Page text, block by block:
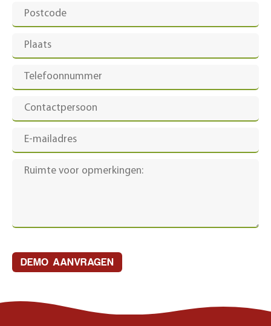
DEMO AANVRAGEN